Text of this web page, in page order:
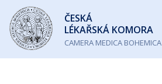
Česká
lékařská
komora
ČESKÁ
LÉKAŘSKÁ KOMORA
CAMERA MEDICA BOHEMICA